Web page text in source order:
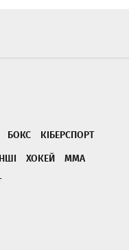
БОКС
КІБЕРСПОРТ
ХОКЕЙ
ММА